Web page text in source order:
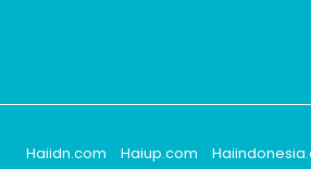
Haiidn.com Haiup.com